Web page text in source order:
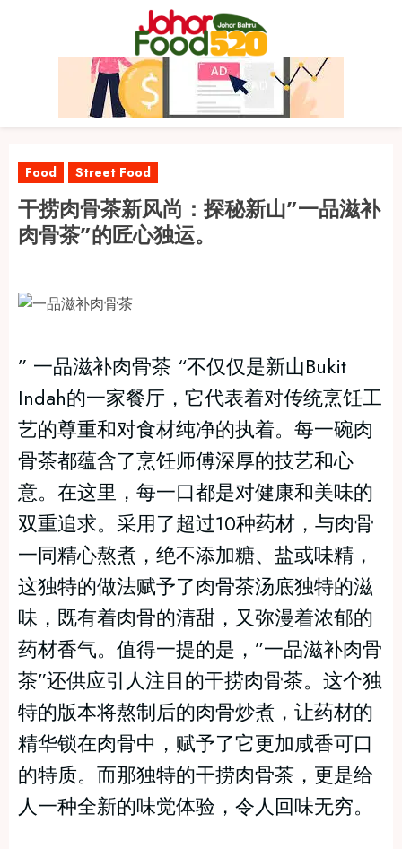
Food Street Food
干捞肉骨茶新风尚：探秘新山”一品滋补
肉骨茶”的匠心独运。
” 一品滋补肉骨茶 “不仅仅是新山Bukit
Indah的一家餐厅，它代表着对传统烹饪工
艺的尊重和对食材纯净的执着。每一碗肉
骨茶都蕴含了烹饪师傅深厚的技艺和心
意。在这里，每一口都是对健康和美味的
双重追求。采用了超过10种药材，与肉骨
一同精心熬煮，绝不添加糖、盐或味精，
这独特的做法赋予了肉骨茶汤底独特的滋
味，既有着肉骨的清甜，又弥漫着浓郁的
药材香气。值得一提的是，”一品滋补肉骨
茶”还供应引人注目的干捞肉骨茶。这个独
特的版本将熬制后的肉骨炒煮，让药材的
精华锁在肉骨中，赋予了它更加咸香可口
的特质。而那独特的干捞肉骨茶，更是给
人一种全新的味觉体验，令人回味无穷。